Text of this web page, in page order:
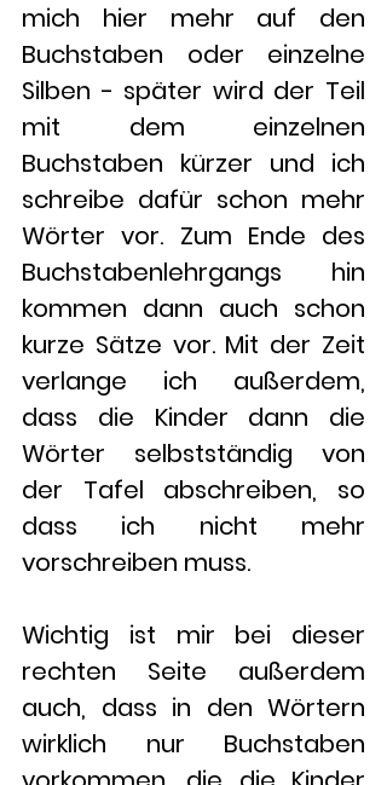
mich hier mehr auf den
Buchstaben oder einzelne
Silben - später wird der Teil
mit dem einzelnen
Buchstaben kürzer und ich
schreibe dafür schon mehr
Wörter vor. Zum Ende des
Buchstabenlehrgangs hin
kommen dann auch schon
kurze Sätze vor. Mit der Zeit
verlange ich außerdem,
dass die Kinder dann die
Wörter selbstständig von
der Tafel abschreiben, so
dass ich nicht mehr
vorschreiben muss.
Wichtig ist mir bei dieser
rechten Seite außerdem
auch, dass in den Wörtern
wirklich nur Buchstaben